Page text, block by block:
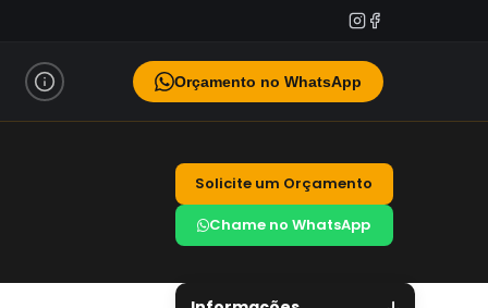
Orçamento no WhatsApp
Solicite um Orçamento
Chame no WhatsApp